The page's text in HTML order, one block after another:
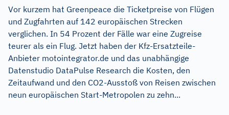
Vor kurzem hat Greenpeace die Ticketpreise von Flügen
und Zugfahrten auf 142 europäischen Strecken
verglichen. In 54 Prozent der Fälle war eine Zugreise
teurer als ein Flug. Jetzt haben der Kfz-Ersatzteile-
Anbieter motointegrator.de und das unabhängige
Datenstudio DataPulse Research die Kosten, den
Zeitaufwand und den CO2-Ausstoß von Reisen zwischen
neun europäischen Start-Metropolen zu zehn...